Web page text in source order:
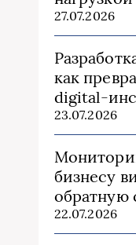
27.07.2026
как
digital-
23.07.2026
бизнесу
обратную
22.07.2026